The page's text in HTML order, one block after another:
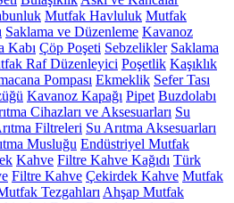
Mutfak Havluluk Mutfak
Saklama ve Düzenleme Kavanoz
Kabı Çöp Poşeti Sebzelikler Saklama
Raf Düzenleyici Poşetlik Kaşıklık
Pompası Ekmeklik Sefer Tası
Kavanoz Kapağı Pipet Buzdolabı
Cihazları ve Aksesuarları Su
Filtreleri Su Arıtma Aksesuarları
Musluğu Endüstriyel Mutfak
Kahve Filtre Kahve Kağıdı Türk
Filtre Kahve Çekirdek Kahve Mutfak
Tezgahları Ahşap Mutfak